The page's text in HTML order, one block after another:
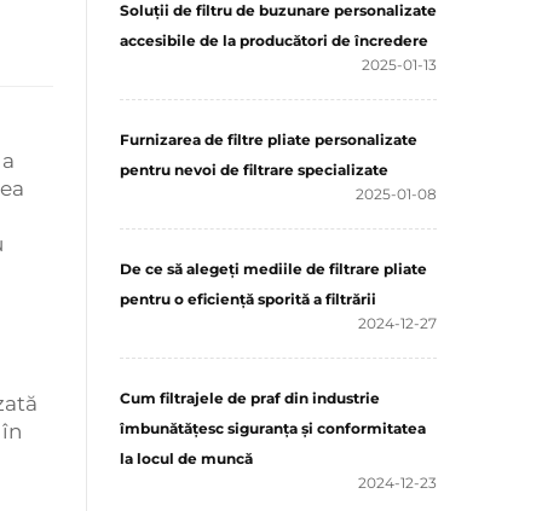
a
Soluții de filtru de buzunare personalizate
accesibile de la producători de încredere
2025-01-13
Furnizarea de filtre pliate personalizate
pentru nevoi de filtrare specializate
2025-01-08
De ce să alegeți mediile de filtrare pliate
pentru o eficiență sporită a filtrării
2024-12-27
Cum filtrajele de praf din industrie
îmbunătăţesc siguranţa şi conformitatea
la locul de muncă
2024-12-23